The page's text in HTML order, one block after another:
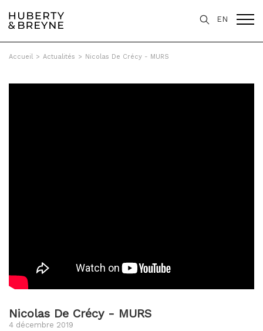
EN
Accueil > Actualités > Nicolas De Crécy - MURS
Nicolas De Crécy - MURS
4 décembre 2019